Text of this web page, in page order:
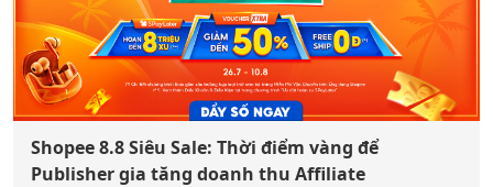
Shopee 8.8 Siêu Sale: Thời điểm vàng để
Publisher gia tăng doanh thu Affiliate